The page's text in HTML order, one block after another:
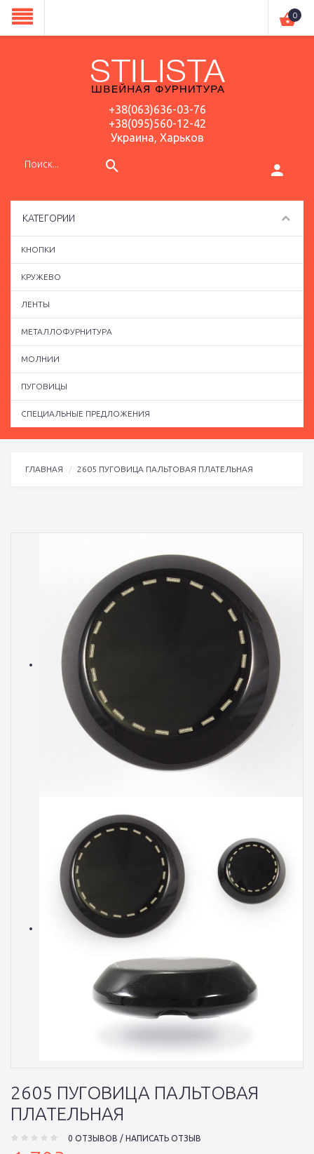
+38(063)636-03-76
+38(095)560-12-42
Украина, Харьков
0
КАТЕГОРИИ
КНОПКИ
КРУЖЕВО
ЛЕНТЫ
МЕТАЛЛОФУРНИТУРА
МОЛНИИ
ПУГОВИЦЫ
СПЕЦИАЛЬНЫЕ ПРЕДЛОЖЕНИЯ
ГЛАВНАЯ 2605 ПУГОВИЦА ПАЛЬТОВАЯ ПЛАТЕЛЬНАЯ
2605 ПУГОВИЦА ПАЛЬТОВАЯ
ПЛАТЕЛЬНАЯ
0 ОТЗЫВОВ / НАПИСАТЬ ОТЗЫВ